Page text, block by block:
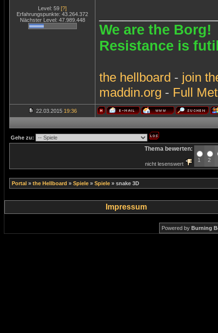
Level: 59 [?]
Erfahrungspunkte: 43.264.372
Nächster Level: 47.989.448
We are the Borg!
Resistance is
the hellboard - join
maddin.org - Full
22.03.2015 19:36
Gehe zu:
Thema bewerten:
nicht lesenswert
1 2
Portal » the Hellboard » Spiele » Spiele » snake 3D
Impressum
Powered by Burning